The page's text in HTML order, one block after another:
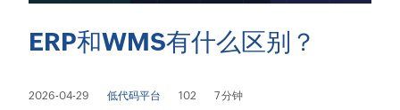
ERP和WMS有什么区别？
2026-04-29 低代码平台 102 7 分钟